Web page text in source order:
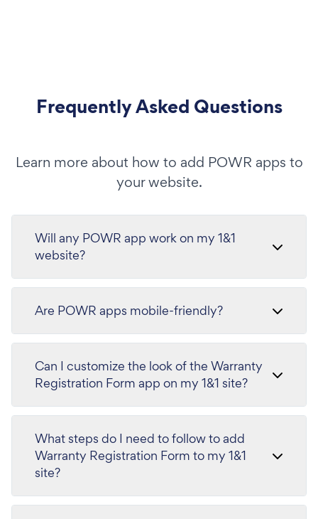
Frequently Asked Questions
Learn more about how to add POWR apps to
your website.
Will any POWR app work on my 1&1
website?
Are POWR apps mobile-friendly?
Can I customize the look of the Warranty
Registration Form app on my 1&1 site?
What steps do I need to follow to add
Warranty Registration Form to my 1&1
site?